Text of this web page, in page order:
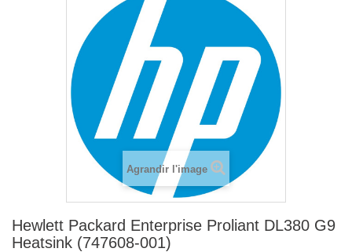
Agrandir l'image
Hewlett Packard Enterprise Proliant DL380 G9
Heatsink (747608-001)